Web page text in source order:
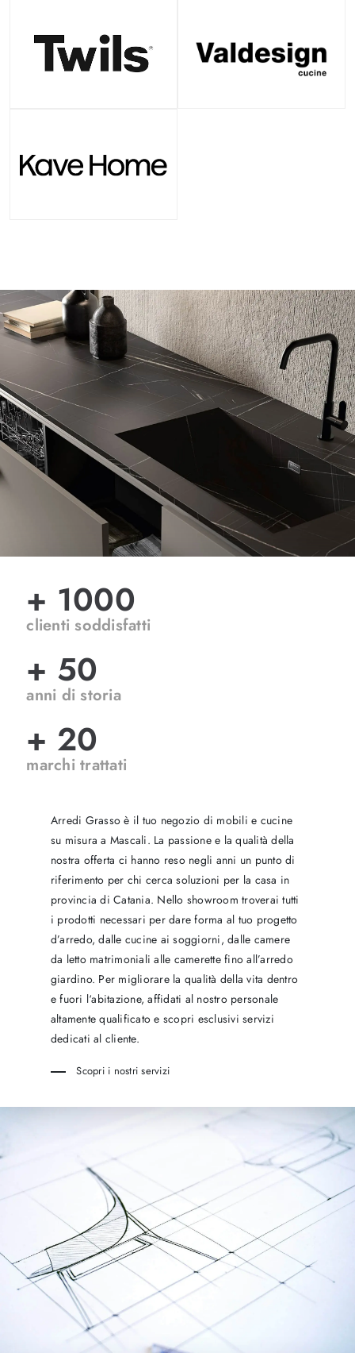
+ 1000
clienti soddisfatti
+ 50
anni di storia
+ 20
marchi trattati
Arredi Grasso è il tuo negozio di mobili e cucine
su misura a Mascali. La passione e la qualità della
nostra offerta ci hanno reso negli anni un punto di
riferimento per chi cerca soluzioni per la casa in
provincia di Catania. Nello showroom troverai tutti
i prodotti necessari per dare forma al tuo progetto
d’arredo, dalle cucine ai soggiorni, dalle camere
da letto matrimoniali alle camerette fino all’arredo
giardino. Per migliorare la qualità della vita dentro
e fuori l‘abitazione, affidati al nostro personale
altamente qualificato e scopri esclusivi servizi
dedicati al cliente.
Scopri i nostri servizi